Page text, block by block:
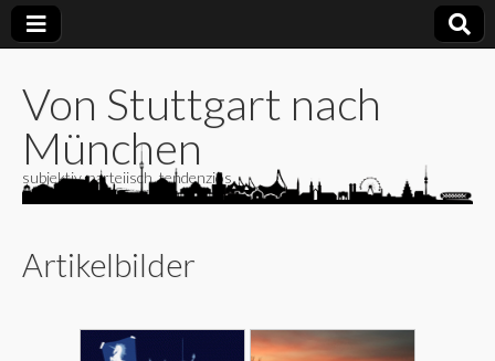
Von Stuttgart nach
München
subjektiv, parteiisch, tendenziös
Artikelbilder